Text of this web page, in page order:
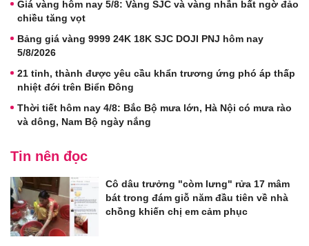
Giá vàng hôm nay 5/8: Vàng SJC và vàng nhẫn bất ngờ đảo
chiều tăng vọt
Bảng giá vàng 9999 24K 18K SJC DOJI PNJ hôm nay
5/8/2026
21 tỉnh, thành được yêu cầu khẩn trương ứng phó áp thấp
nhiệt đới trên Biển Đông
Thời tiết hôm nay 4/8: Bắc Bộ mưa lớn, Hà Nội có mưa rào
và dông, Nam Bộ ngày nắng
Tin nên đọc
Cô dâu trưởng "còm lưng" rửa 17 mâm
bát trong đám giỗ năm đầu tiên về nhà
chồng khiến chị em cảm phục